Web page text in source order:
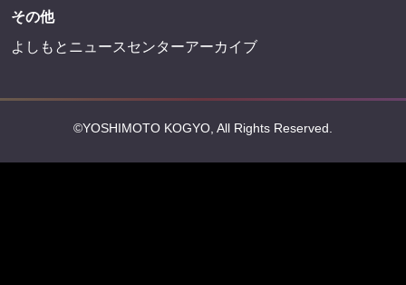
その他
よしもとニュースセンターアーカイブ
©YOSHIMOTO KOGYO, All Rights Reserved.